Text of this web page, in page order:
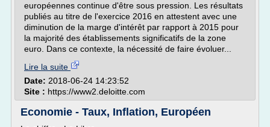
européennes continue d'être sous pression. Les résultats
publiés au titre de l'exercice 2016 en attestent avec une
diminution de la marge d'intérêt par rapport à 2015 pour
la majorité des établissements significatifs de la zone
euro. Dans ce contexte, la nécessité de faire évoluer...
Lire la suite
Date: 2018-06-24 14:23:52
Site : https://www2.deloitte.com
Economie - Taux, Inflation, Européen